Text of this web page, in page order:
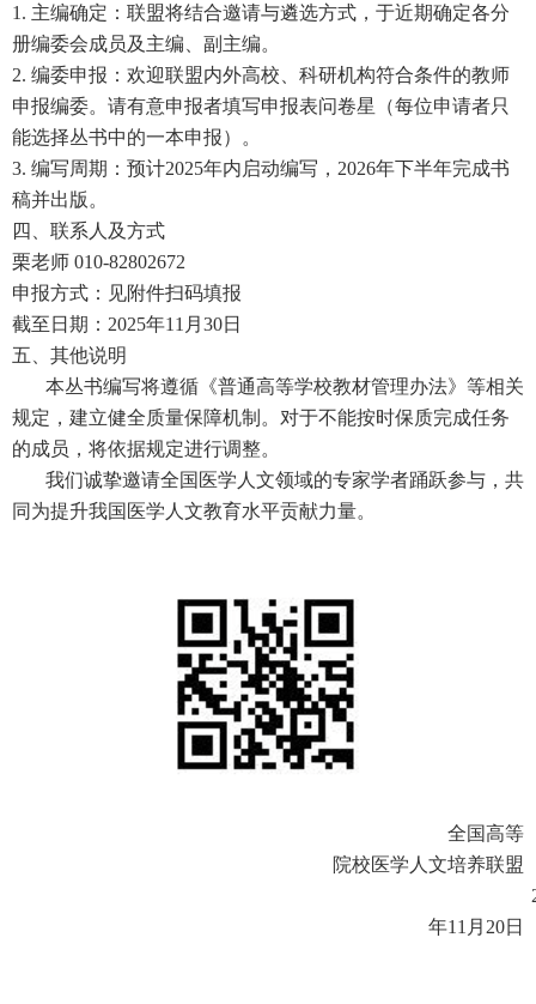
1. 主编确定：联盟将结合邀请与遴选方式，于近期确定各分
册编委会成员及主编、副主编。
2. 编委申报：欢迎联盟内外高校、科研机构符合条件的教师
申报编委。请有意申报者填写申报表问卷星（每位申请者只
能选择丛书中的一本申报）。
3. 编写周期：预计2025年内启动编写， 2026年下半年完成书
稿并出版。
四、联系人及方式
栗老师 010-82802672
申报方式：见附件扫码填报
截至日期： 2025年11 月 30日
五、其他说明
本丛书编写将遵循《普通高等学校教材管理办法》等相关
规定，建立健全质量保障机制。对于不能按时保质完成任务
的成员，将依据规定进行调整。
我们诚挚邀请全国医学人文领域的专家学者踊跃参与，共
同为提升我国医学人文教育水平贡献力量。
全国高等
院校医学人文培养联盟
年11 月 20日